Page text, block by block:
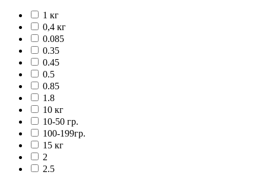
1 кг
0,4 кг
0.085
0.35
0.45
0.5
0.85
1.8
10 кг
10-50 гр.
100-199гр.
15 кг
2
2.5